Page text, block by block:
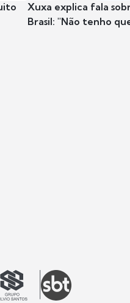
Xuxa explica fala
Brasil: "Não tenho